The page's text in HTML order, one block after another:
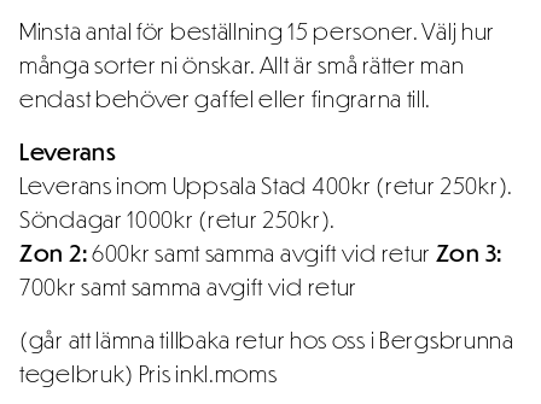
Minsta antal för beställning 15 personer. Välj hur
många sorter ni önskar. Allt är små rätter man
endast behöver gaffel eller fingrarna till.
Leverans
Leverans inom Uppsala Stad 400kr (retur 250kr).
Söndagar 1000kr (retur 250kr).
Zon 2:600kr samt samma avgift vid retur Zon 3:
700kr samt samma avgift vid retur
(går att lämna tillbaka retur hos oss i Bergsbrunna
tegelbruk) Pris inkl.moms